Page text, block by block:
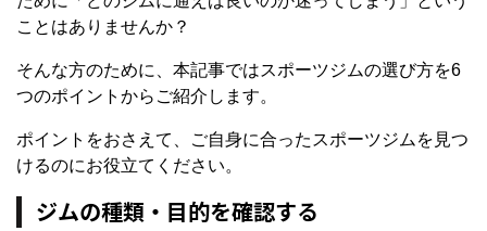
ことはありませんか？
そんな方のために、本記事ではスポーツジムの選び方を6
つのポイントからご紹介します。
ポイントをおさえて、ご自身に合ったスポーツジムを見つ
けるのにお役立てください。
ジムの種類・目的を確認する